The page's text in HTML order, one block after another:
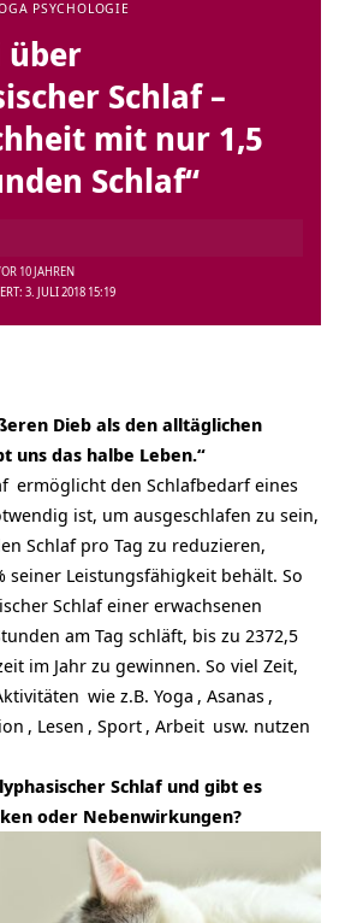
PSYCHOLOGIE
über
Schlaf –
mit nur 1,5
Schlaf“
3. JULI 2018 15:19
10 JAHREN
Dieb als den alltäglichen
uns das halbe Leben.“
ermöglicht den Schlafbedarf eines
ist, um ausgeschlafen zu sein,
Schlaf pro Tag zu reduzieren,
seiner Leistungsfähigkeit behält. So
Schlaf einer erwachsenen
am Tag schläft, bis zu 2372,5
im Jahr zu gewinnen. So viel Zeit,
wie z.B. Yoga , Asanas ,
, Lesen , Sport , Arbeit usw. nutzen
Schlaf und gibt es
oder Nebenwirkungen?